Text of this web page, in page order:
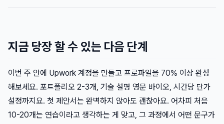
지금 당장 할 수 있는 다음 단계
이번 주 안에 Upwork 계정을 만들고 프로파일을 70% 이상 완성
해보세요. 포트폴리오 2-3개, 기술 설명 영문 바이오, 시간당 단가
설정까지요. 첫 제안서는 완벽하지 않아도 괜찮아요. 어차피 처음
10-20개는 연습이라고 생각하는 게 맞고, 그 과정에서 어떤 문구가